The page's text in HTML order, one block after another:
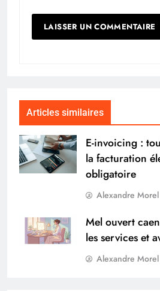
Articles similaires
E-invoicing :
la facturation
obligatoire
Alexandre Morel
Mel ouvert
les services et
Alexandre Morel